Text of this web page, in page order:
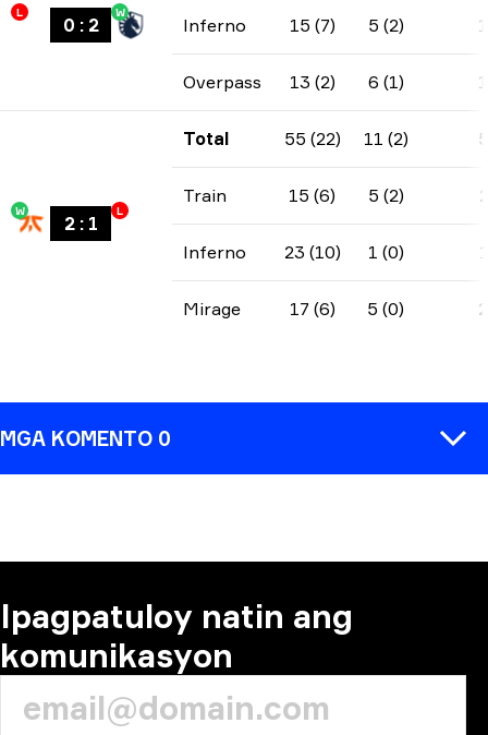
L
0 : 2
W
Inferno 15 (7) 5 (2)
Overpass 13 (2) 6 (1)
W
2: 1
L
Total 55 (22) 11 (2)
Train 15 (6) 5 (2)
Inferno 23 (10) 1 (0)
Mirage 17 (6) 5 (0)
MGA KOMENTO 0
Ipagpatuloy natin ang
komunikasyon